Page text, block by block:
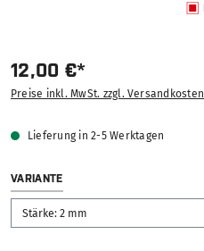
12,00 €*
Preise inkl. MwSt. zzgl. Versandkosten
Lieferung in 2-5 Werktagen
VARIANTEAUSWÄHLEN